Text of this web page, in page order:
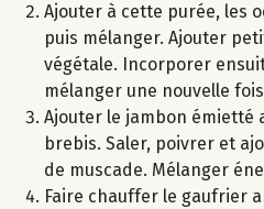
Ajouter à cette purée, les
puis mélanger. Ajouter
végétale. Incorporer
mélanger une nouvelle
Ajouter le jambon émietté
brebis. Saler, poivrer et
de muscade. Mélanger
Faire chauffer le gaufrier